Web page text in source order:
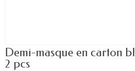
Demi-masque en carton
2 pcs